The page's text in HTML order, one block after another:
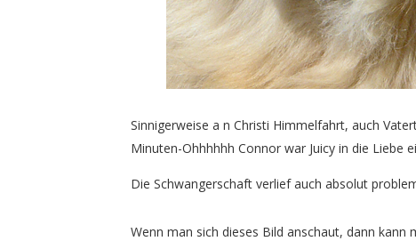
Sinnigerweise a n Christi Himmelfahrt, auch
Minuten-Ohhhhhh Connor war Juicy in die Liebe
Die Schwangerschaft verlief auch absolut
Wenn man sich dieses Bild anschaut, dann